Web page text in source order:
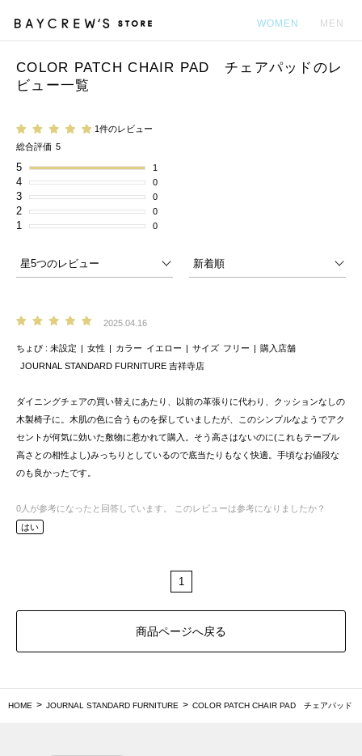
WOMEN MEN
COLOR PATCH CHAIR PAD チェアパッドのレ
ビュー一覧
1件のレビュー
総合評価 5
5 1
4 0
3 0
2 0
1 0
2025.04.16
ちょび 未設定 女性 カラー イエロー サイズ フリー
購入店舗
JOURNAL STANDARD FURNITURE 吉祥寺店
ダイニングチェアの買い替えにあたり、以前の革張りに代わり、クッションなしの
木製椅子に。木肌の色に合うものを探していましたが、このシンプルなようでアク
セントが何気に効いた敷物に惹かれて購入。そう高さはないのに(これもテーブル
高さとの相性よし)みっちりとしているので底当たりもなく快適。手頃なお値段な
のも良かったです。
0 人が参考になったと回答しています。
このレビューは参考になりましたか？
はい
1
商品ページへ戻る
HOME JOURNAL STANDARD FURNITURE COLOR PATCH CHAIR PAD チェアパッド